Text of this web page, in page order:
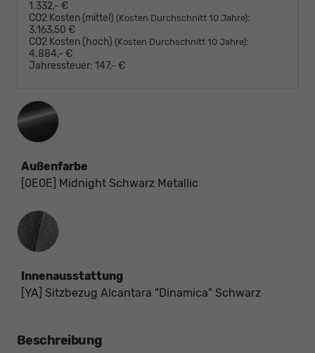
1.332,- €
CO2 Kosten (mittel) (Kosten Durchschnitt 10 Jahre):
3.163,50 €
CO2 Kosten (hoch) (Kosten Durchschnitt 10 Jahre):
4.884,- €
Jahressteuer: 147,- €
Außenfarbe
[0E0E] Midnight Schwarz Metallic
Innenausstattung
Innenausstattung
[YA] Sitzbezug Alcantara "Dinamica" Schwarz
Beschreibung